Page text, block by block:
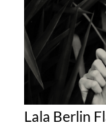
Lala Berlin